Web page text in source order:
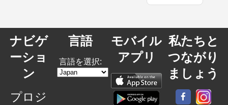
ナビゲ
ーショ
ン
プロジ
言語
言語を選択:
モバイル
アプリ
私たちと
つながり
ましょう